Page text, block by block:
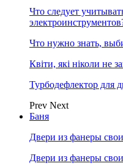
Что следует
Что нужно знать,
Квіти, які ніколи не
Турбодефлектор для
Prev Next
Баня
Двери из фанеры
Двери из фанеры